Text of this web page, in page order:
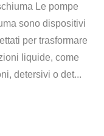
Le pompe
sono dispositivi
per trasformare
liquide, come
detersivi o det...